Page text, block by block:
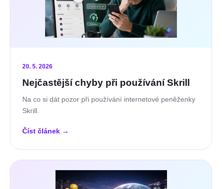
20. 5. 2026
Nejčastější chyby při používání Skrill
Na co si dát pozor při používání internetové peněženky
Skrill.
Číst článek →